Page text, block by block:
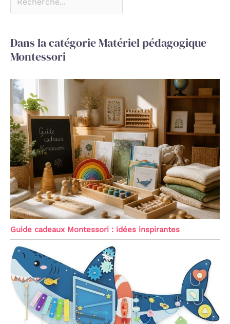
Dans la catégorie Matériel pédagogique
Montessori
Guide cadeaux Montessori : idées inspirantes